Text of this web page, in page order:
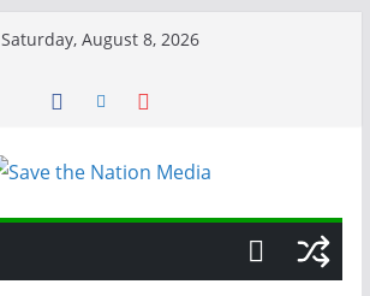
Saturday, August 8, 2026